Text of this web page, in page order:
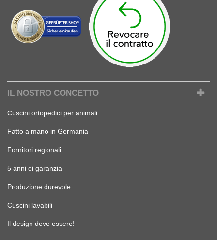
IL NOSTRO CONCETTO
Cuscini ortopedici per animali
Fatto a mano in Germania
Fornitori regionali
5 anni di garanzia
Produzione durevole
Cuscini lavabili
Il design deve essere!